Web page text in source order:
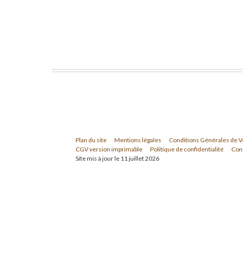
Plan du site Mentions légales
Conditions Générales de
CGV version imprimable
Politique de confidentialité
Site mis à jour le 11 juillet 2026